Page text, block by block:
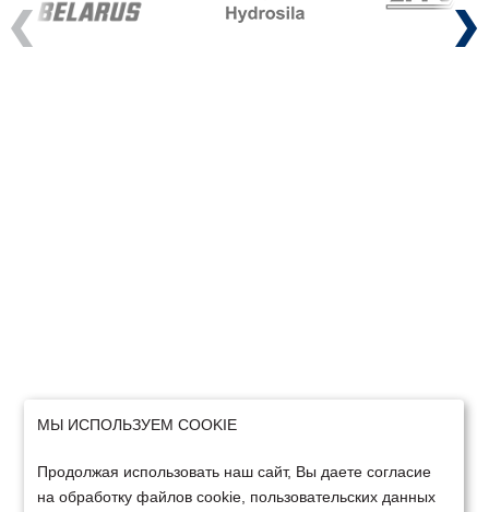
Previous Next
МЫ ИСПОЛЬЗУЕМ COOKIE
Продолжая использовать наш сайт, Вы даете согласие
на обработку файлов cookie, пользовательских данных